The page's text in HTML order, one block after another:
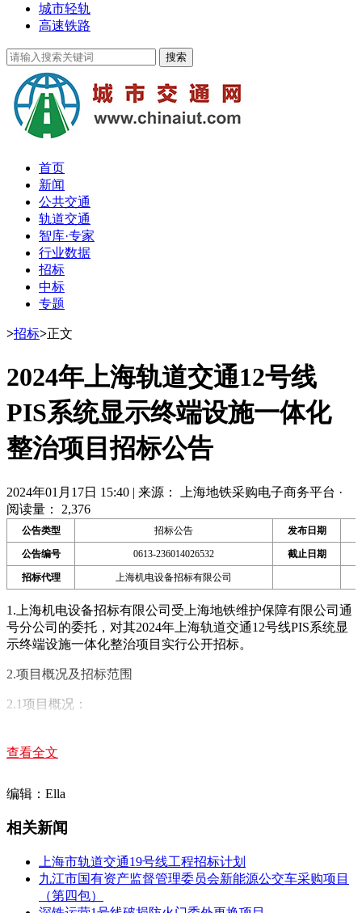
城市轻轨
高速铁路
首页
新闻
公共交通
轨道交通
智库·专家
行业数据
招标
中标
专题
>招标>正文
2024年上海轨道交通12号线
PIS系统显示终端设施一体化
整治项目招标公告
2024年01月17日 15:40 | 来源： 上海地铁采购电子商务平台 ·
阅读量： 2,376
公告类型 招标公告 发布日期
公告编号 0613-236014026532 截止日期
招标代理 上海机电设备招标有限公司
1.上海机电设备招标有限公司受上海地铁维护保障有限公司通
号分公司的委托，对其2024年上海轨道交通12号线PIS系统显
示终端设施一体化整治项目实行公开招标。
2.项目概况及招标范围
2.1项目概况：
幕的维修概率在逐年提升，而且情况越来越恶劣。本次整治项
用支架，可以同时支持多种型号的屏幕的安装，显示屏预留
OPS接口，可以为今后后端系统升级预留接口。
2.2实施范围：
12号线全线车站。
2.3招标范围：
查看全文
编辑：Ella
相关新闻
上海市轨道交通19号线工程招标计划
九江市国有资产监督管理委员会新能源公交车采购项目
（第四包）